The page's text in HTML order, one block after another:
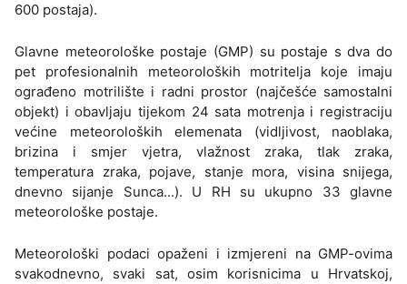
600 postaja).
Glavne meteorološke postaje (GMP) su postaje s dva do
pet profesionalnih meteoroloških motritelja koje imaju
ograđeno motrilište i radni prostor (najčešće samostalni
objekt) i obavljaju tijekom 24 sata motrenja i registraciju
većine meteoroloških elemenata (vidljivost, naoblaka,
brizina i smjer vjetra, vlažnost zraka, tlak zraka,
temperatura zraka, pojave, stanje mora, visina snijega,
dnevno sijanje Sunca...). U RH su ukupno 33 glavne
meteorološke postaje.
Meteorološki podaci opaženi i izmjereni na GMP-ovima
svakodnevno, svaki sat, osim korisnicima u Hrvatskoj,